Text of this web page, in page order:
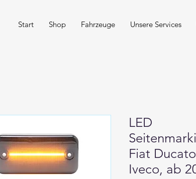
Start Shop Fahrzeuge Unsere Services
LED
Fiat
Iveco, ab